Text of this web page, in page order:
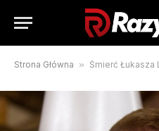
Strona Główna » Śmierć Łukasza